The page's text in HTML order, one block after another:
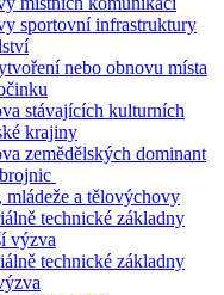
sportovní infrastruktury
nebo obnovu místa
stávajících kulturních
krajiny
zemědělských dominant
a tělovýchovy
technické základny
výzva
technické základny